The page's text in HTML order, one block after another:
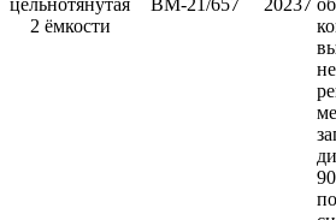
цельнотянутая
2 ёмкости
ВМ-21/657 20237